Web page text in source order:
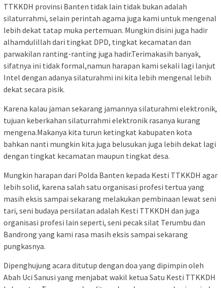
TTKKDH provinsi Banten tidak lain tidak bukan adalah
silaturrahmi, selain perintah agama juga kami untuk mengenal
lebih dekat tatap muka pertemuan. Mungkin disini juga hadir
alhamdulillah dari tingkat DPD, tingkat kecamatan dan
parwakilan ranting-ranting juga hadir.Terimakasih banyak,
sifatnya ini tidak formal,namun harapan kami sekali lagi lanjut
Intel dengan adanya silaturahmi ini kita lebih mengenal lebih
dekat secara pisik.
Karena kalau jaman sekarang jamannya silaturahmi elektronik,
tujuan keberkahan silaturrahmi elektronik rasanya kurang
mengena.Makanya kita turun ketingkat kabupaten kota
bahkan nanti mungkin kita juga belusukan juga lebih dekat lagi
dengan tingkat kecamatan maupun tingkat desa.
Mungkin harapan dari Polda Banten kepada Kesti TTKKDH agar
lebih solid, karena salah satu organisasi profesi tertua yang
masih eksis sampai sekarang melakukan pembinaan lewat seni
tari, seni budaya persilatan adalah Kesti TTKKDH dan juga
organisasi profesi lain seperti, seni pecak silat Terumbu dan
Bandrong yang kami rasa masih eksis sampai sekarang
pungkasnya.
Dipenghujung acara ditutup dengan doa yang dipimpin oleh
Abah Uci Sanusi yang menjabat wakil ketua Satu Kesti TTKKDH